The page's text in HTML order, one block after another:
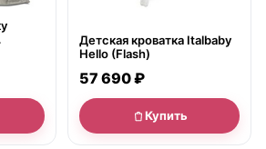
Детская кроватка Italbaby
Hello (Flash)
57 690 ₽
Купить